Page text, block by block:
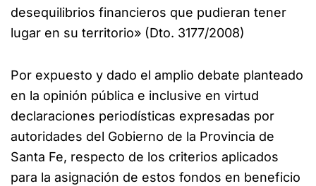
desequilibrios financieros que pudieran tener
lugar en su territorio» (Dto. 3177/2008)
Por expuesto y dado el amplio debate planteado
en la opinión pública e inclusive en virtud
declaraciones periodísticas expresadas por
autoridades del Gobierno de la Provincia de
Santa Fe, respecto de los criterios aplicados
para la asignación de estos fondos en beneficio